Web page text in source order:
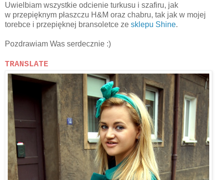
Uwielbiam wszystkie odcienie turkusu i szafiru, jak
w przepięknym płaszczu H&M oraz chabru, tak jak w mojej
torebce i przepięknej bransoletce ze sklepu Shine.
Pozdrawiam Was serdecznie :)
TRANSLATE